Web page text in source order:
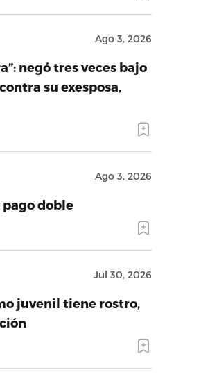
Ago 3, 2026
negó tres veces bajo
su exesposa,
Ago 3, 2026
pago doble
Jul 30, 2026
juvenil tiene rostro,